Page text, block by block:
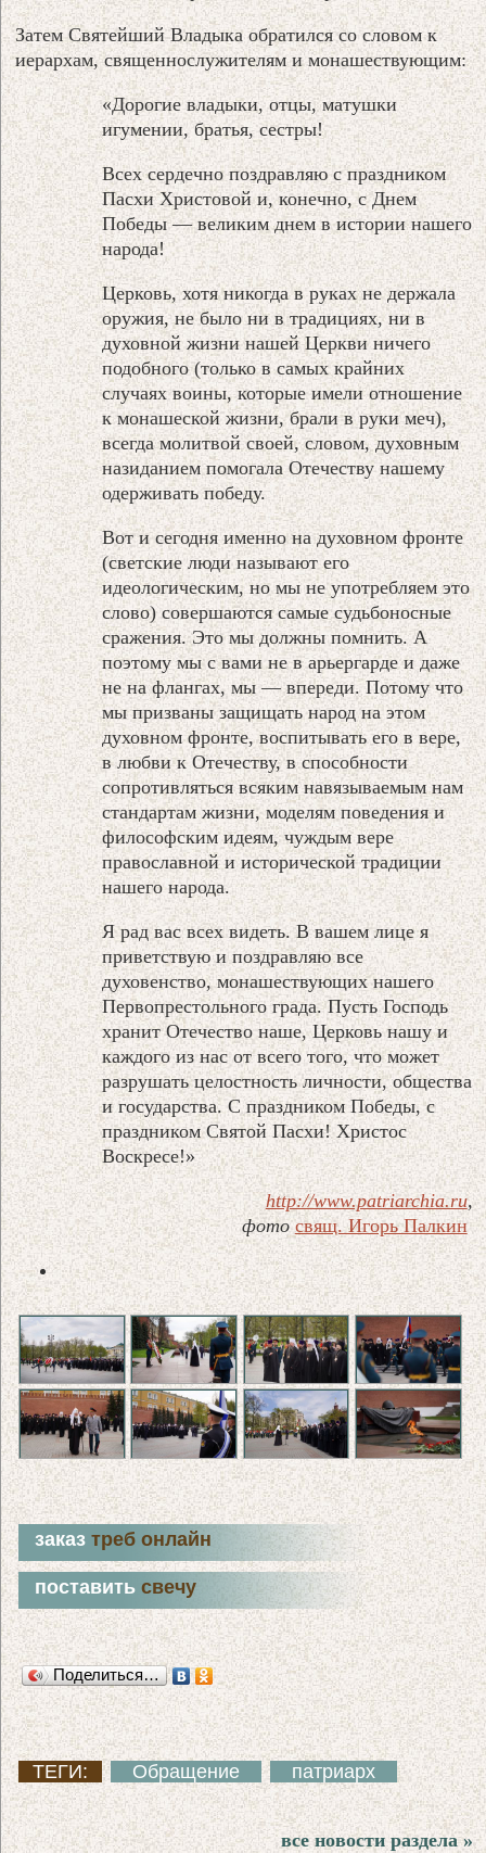
Затем Святейший Владыка обратился со словом к
иерархам, священнослужителям и монашествующим:
«Дорогие владыки, отцы, матушки
игумении, братья, сестры!
Всех сердечно поздравляю с праздником
Пасхи Христовой и, конечно, с Днем
Победы — великим днем в истории нашего
народа!
Церковь, хотя никогда в руках не держала
оружия, не было ни в традициях, ни в
духовной жизни нашей Церкви ничего
подобного (только в самых крайних
случаях воины, которые имели отношение
к монашеской жизни, брали в руки меч),
всегда молитвой своей, словом, духовным
назиданием помогала Отечеству нашему
одерживать победу.
Вот и сегодня именно на духовном фронте
(светские люди называют его
идеологическим, но мы не употребляем это
слово) совершаются самые судьбоносные
сражения. Это мы должны помнить. А
поэтому мы с вами не в арьергарде и даже
не на флангах, мы — впереди. Потому что
мы призваны защищать народ на этом
духовном фронте, воспитывать его в вере,
в любви к Отечеству, в способности
сопротивляться всяким навязываемым нам
стандартам жизни, моделям поведения и
философским идеям, чуждым вере
православной и исторической традиции
нашего народа.
Я рад вас всех видеть. В вашем лице я
приветствую и поздравляю все
духовенство, монашествующих нашего
Первопрестольного града. Пусть Господь
хранит Отечество наше, Церковь нашу и
каждого из нас от всего того, что может
разрушать целостность личности, общества
и государства. С праздником Победы, с
праздником Святой Пасхи! Христос
Воскресе!»
http://www.patriarchia.ru,
фотосвящ. Игорь Палкин
заказтреб онлайн
поставитьсвечу
Поделиться…
ТЕГИ: Обращение патриарх
все новости раздела »